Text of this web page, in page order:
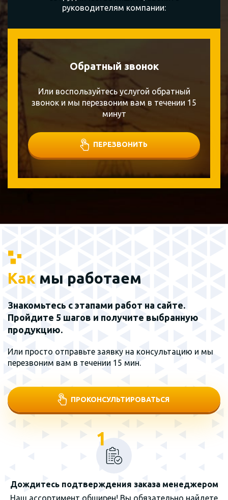
руководителям компании:
Обратный звонок
Или воспользуйтесь услугой обратный
звонок и мы перезвоним вам в течении 15
минут
ПЕРЕЗВОНИТЬ
Как мы работаем
Знакомьтесь с этапами работ на сайте.
Пройдите 5 шагов и получите выбранную
продукцию.
Или просто отправьте заявку на консультацию и мы
перезвоним вам в течении 15 мин.
ПРОКОНСУЛЬТИРОВАТЬСЯ
1
Дождитесь подтверждения заказа менеджером
Наш ассортимент обширен! Вы обязательно найдете